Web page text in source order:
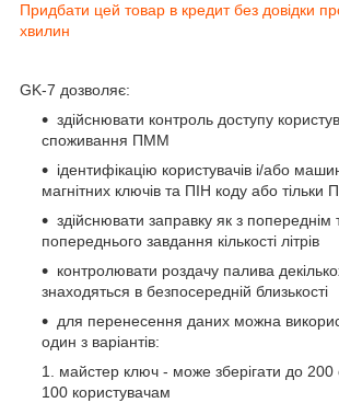
Придбати цей товар в кредит без довідки
хвилин
GK-7 дозволяє:
здійснювати контроль доступу
споживання ПММ
ідентифікацію користувачів і/або
магнітних ключів та ПІН коду або тільки
здійснювати заправку як з попереднім
попереднього завдання кількості літрів
контролювати роздачу палива
знаходяться в безпосередній близькості
для перенесення даних можна
один з варіантів:
майстер ключ - може зберігати до 200
100 користувачам